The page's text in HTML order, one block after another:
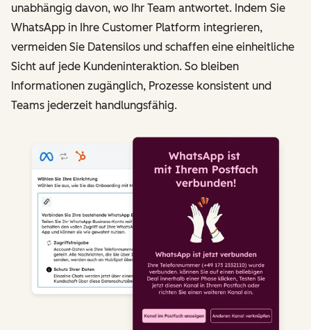
unabhängig davon, wo Ihr Team antwortet. Indem Sie
WhatsApp in Ihre Customer Platform integrieren,
vermeiden Sie Datensilos und schaffen eine einheitliche
Sicht auf jede Kundeninteraktion. So bleiben
Informationen zugänglich, Prozesse konsistent und
Teams jederzeit handlungsfähig.